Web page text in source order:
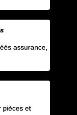
assurance,
pièces et